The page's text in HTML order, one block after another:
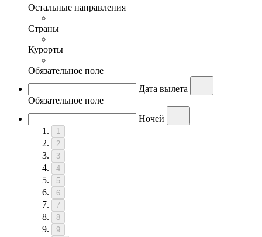
Остальные направления
Страны
Курорты
Обязательное поле
Дата вылета
Обязательное поле
Ночей
1
2
3
4
5
6
7
8
9